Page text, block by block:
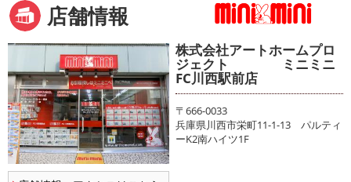
店舗情報
株式会社アートホームプロ
ジェクト ミニミニ
FC川西駅前店
〒666-0033
兵庫県川西市栄町11-1-13 パルティ
ーK2南ハイツ1F